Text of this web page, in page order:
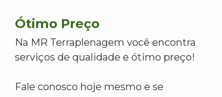
Ótimo Preço
Na MR Terraplenagem você encontra
serviços de qualidade e ótimo preço!
Fale conosco hoje mesmo e se